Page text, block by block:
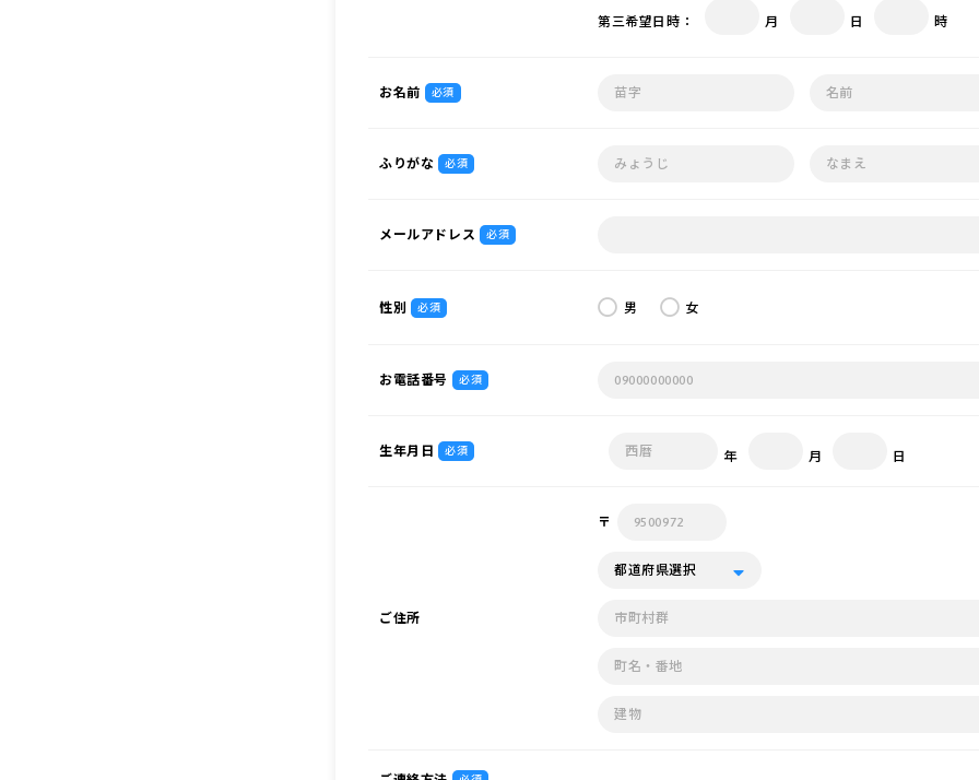
第三希望日時： 月 日 時
お名前 必須
ふりがな 必須
メールアドレス 必須
性別 必須 男 女
お電話番号 必須
生年月日 必須 年 月 日
ご住所
〒